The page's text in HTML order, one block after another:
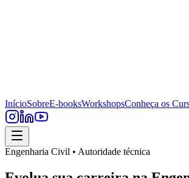
InícioSobreE-booksWorkshopsConheça os
Engenharia Civil • Autoridade técnica